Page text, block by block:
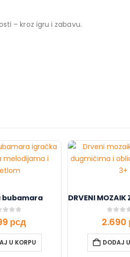
– kroz igru i zabavu.
bubamara
of 5рсд
U KORPU
out of
2.690
DODAJ